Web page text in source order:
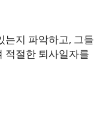
는지 파악하고, 그들
적절한 퇴사일자를